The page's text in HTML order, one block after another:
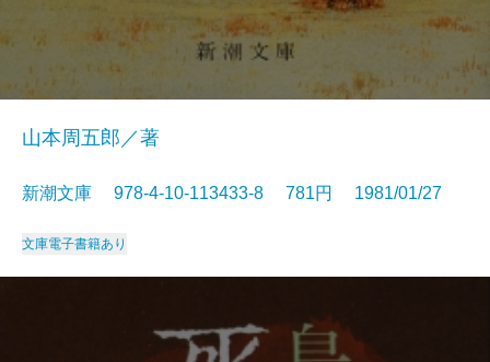
山本周五郎／著
新潮文庫 978-4-10-113433-8 781円 1981/01/27
文庫電子書籍あり